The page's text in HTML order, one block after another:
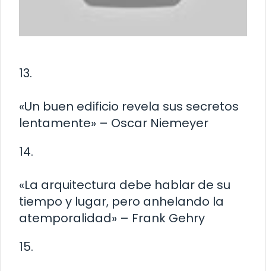
13.
«Un buen edificio revela sus secretos
lentamente» – Oscar Niemeyer
14.
«La arquitectura debe hablar de su
tiempo y lugar, pero anhelando la
atemporalidad» – Frank Gehry
15.